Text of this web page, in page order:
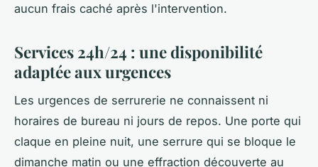
aucun frais caché après l'intervention.
Services 24h/24 : une disponibilité
adaptée aux urgences
Les urgences de serrurerie ne connaissent ni
horaires de bureau ni jours de repos. Une porte qui
claque en pleine nuit, une serrure qui se bloque le
dimanche matin ou une effraction découverte au